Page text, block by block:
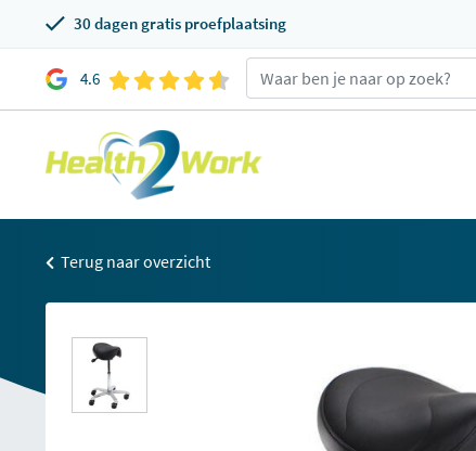
30 dagen gratis proefplaatsing
4.6
Terug naar overzicht